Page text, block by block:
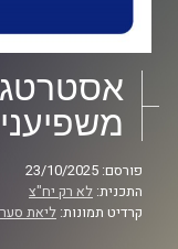
פורסם: 23/10/2025
התכנית: לא רק יח"צ
קרדיט תמונות: ליאת סער